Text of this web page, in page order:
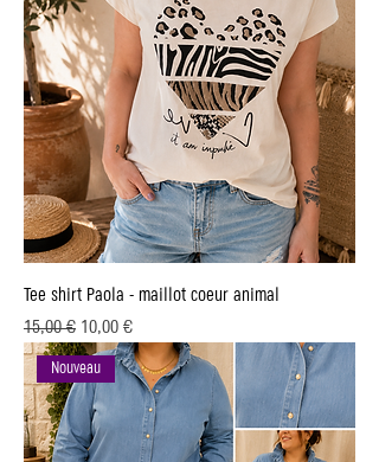
Tee shirt Paola - maillot coeur animal
Prix original
15,00 € Prix promotionnel
10,00 €
Nouveau